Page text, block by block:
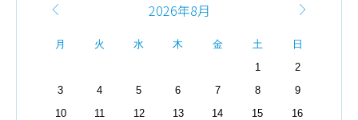
2026年8月
月 火 水 木 金 土
日
1
2
3
4 5 6 7 8
9
10
11 12 13 14 15
16